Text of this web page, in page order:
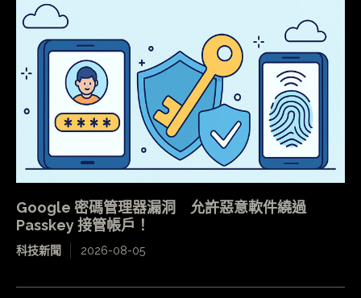
Google 密碼管理器漏洞 允許惡意軟件繞過
Passkey 接管帳戶！
科技新聞 2026-08-05